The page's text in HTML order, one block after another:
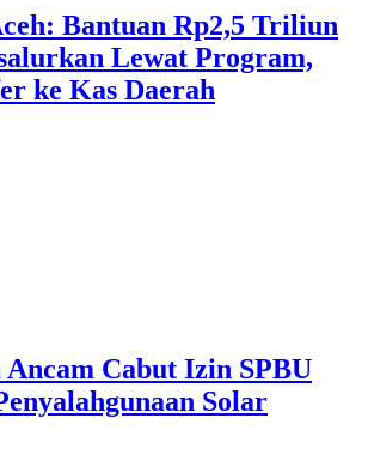
Bantuan Rp2,5 Triliun
Lewat Program,
ke Kas Daerah
Cabut Izin SPBU
Solar